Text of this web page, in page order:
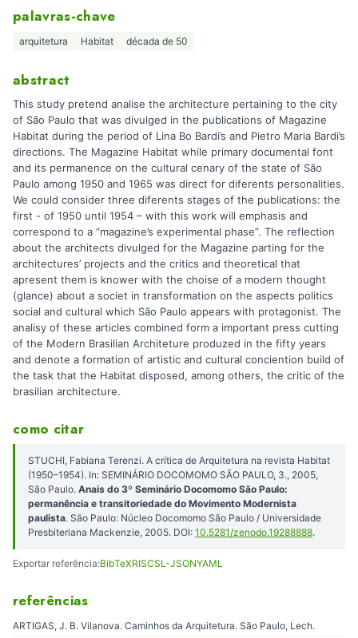
palavras-chave
arquitetura Habitat década de 50
abstract
This study pretend analise the architecture pertaining to the city
of São Paulo that was divulged in the publications of Magazine
Habitat during the period of Lina Bo Bardi’s and Pietro Maria Bardi’s
directions. The Magazine Habitat while primary documental font
and its permanence on the cultural cenary of the state of São
Paulo among 1950 and 1965 was direct for diferents personalities.
We could consider three diferents stages of the publications: the
first - of 1950 until 1954 – with this work will emphasis and
correspond to a “magazine’s experimental phase”. The reflection
about the architects divulged for the Magazine parting for the
architectures’ projects and the critics and theoretical that
apresent them is knower with the choise of a modern thought
(glance) about a societ in transformation on the aspects politics
social and cultural which São Paulo appears with protagonist. The
analisy of these articles combined form a important press cutting
of the Modern Brasilian Architeture produzed in the fifty years
and denote a formation of artistic and cultural conciention build of
the task that the Habitat disposed, among others, the critic of the
brasilian architecture.
como citar
STUCHI, Fabiana Terenzi. A crítica de Arquitetura na revista Habitat
(1950–1954). In: SEMINÁRIO DOCOMOMO SÃO PAULO, 3., 2005,
São Paulo. Anais do 3º Seminário Docomomo São Paulo:
permanência e transitoriedade do Movimento Modernista
paulista. São Paulo: Núcleo Docomomo São Paulo / Universidade
Presbiteriana Mackenzie, 2005. DOI: 10.5281/zenodo.19288888.
Exportar referência:BibTeXRISCSL-JSONYAML
referências
ARTIGAS, J. B. Vilanova. Caminhos da Arquitetura. São Paulo, Lech.